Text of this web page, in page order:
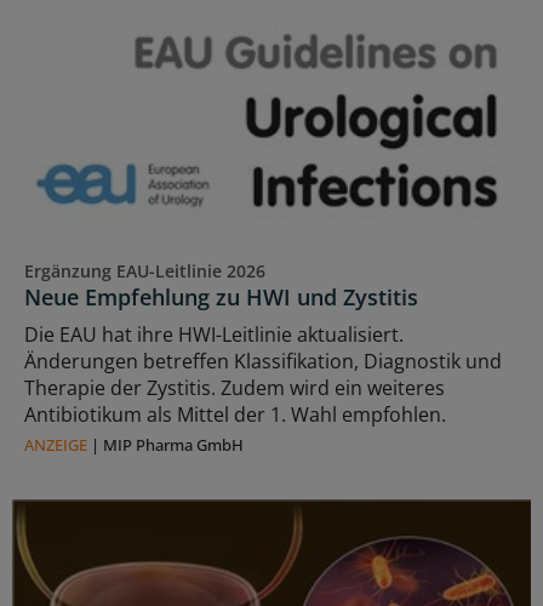
Ergänzung EAU-Leitlinie 2026
Neue Empfehlung zu HWI und Zystitis
Die EAU hat ihre HWI-Leitlinie aktualisiert.
Änderungen betreffen Klassifikation, Diagnostik und
Therapie der Zystitis. Zudem wird ein weiteres
Antibiotikum als Mittel der 1. Wahl empfohlen.
ANZEIGE | MIP Pharma GmbH